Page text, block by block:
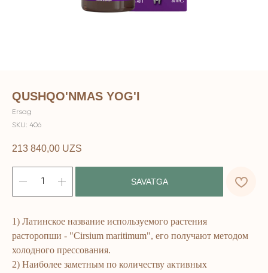
QUSHQO'NMAS YOG'I
Ersag
SKU: 406
213 840,00 UZS
SAVATGA
1) Латинское название используемого растения
расторопши - "Cirsium maritimum", его получают методом
холодного прессования.
2) Наиболее заметным по количеству активных